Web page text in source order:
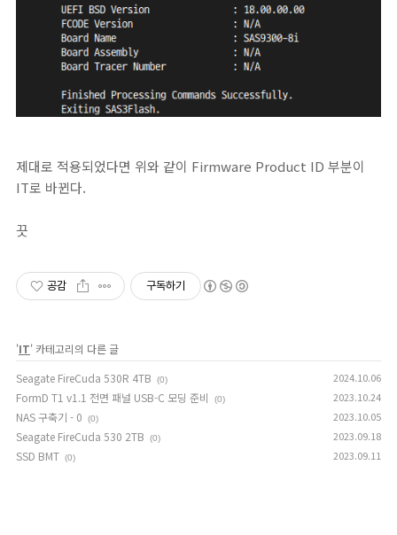
제대로 적용되었다면 위와 같이 Firmware Product ID 부분이
IT로 바뀐다.
끗
공감 구독하기
'IT' 카테고리의 다른 글
Seagate FireCuda 530R 4TB
(0) 2024.10.06
FormD T1 v1.1 전면 패널 USB-C 모딩 준비 (0) 2023.10.24
NAS 구축기 - 0 (0) 2023.10.05
Seagate FireCuda 530 2TB (0) 2023.09.18
SSD BMT (0) 2023.09.11